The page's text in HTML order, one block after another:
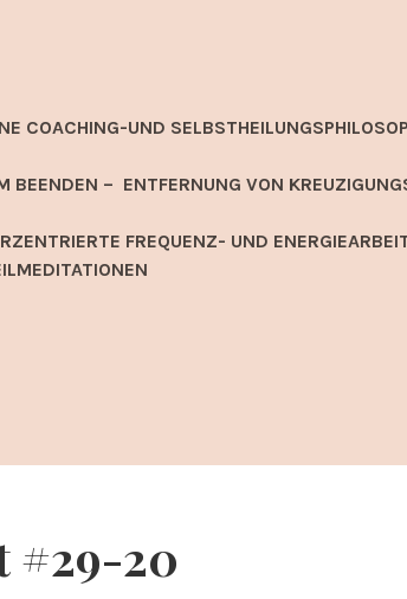
COACHING-UND
BEENDEN – ENTFERNUNG VON
FREQUENZ- UND
#29-20